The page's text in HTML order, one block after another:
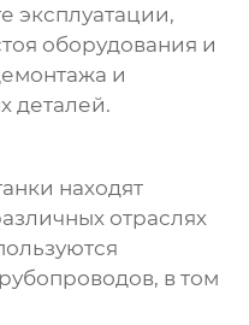
эксплуатации,
оборудования и
и
деталей.
находят
отраслях
в том